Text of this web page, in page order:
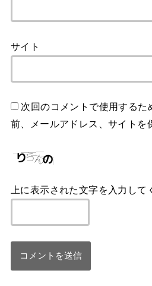
サイト
次回のコメントで使用するた
前、メールアドレス、サイトを
上に表示された文字を入力して